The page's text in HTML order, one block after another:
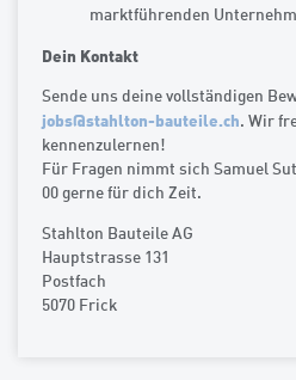
marktführenden
Dein Kontakt
Sende uns deine vollständigen
jobs@stahlton-bauteile.ch. Wir
kennenzulernen!
Für Fragen nimmt sich Samuel
00 gerne für dich Zeit.
Stahlton Bauteile AG
Hauptstrasse 131
Postfach
5070 Frick